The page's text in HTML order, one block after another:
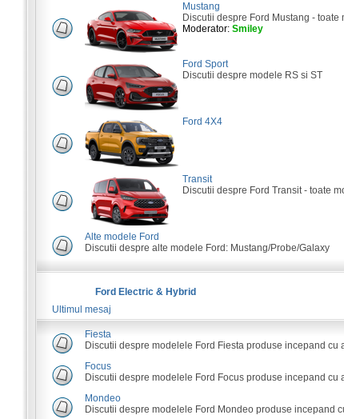
Mustang
Discutii despre Ford Mustang - toate
Moderator: Smiley
Ford Sport
Discutii despre modele RS si ST
Ford 4X4
Transit
Discutii despre Ford Transit - toate
Alte modele Ford
Discutii despre alte modele Ford: Mustang/Probe/Galaxy
Ford Electric & Hybrid
Ultimul mesaj
Fiesta
Discutii despre modelele Ford Fiesta produse incepand cu
Focus
Discutii despre modelele Ford Focus produse incepand cu
Mondeo
Discutii despre modelele Ford Mondeo produse incepand